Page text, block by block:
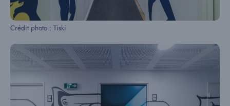
Crédit photo : Tiski